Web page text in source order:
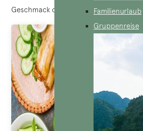
Familienurlaub
Gruppenreise
Geschmack der Küche Hanois erhalten.